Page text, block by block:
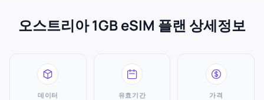
오스트리아 1GB eSIM 플랜 상세정보
데이터 유효기간 가격